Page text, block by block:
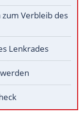
Verbleib des
Lenkrades